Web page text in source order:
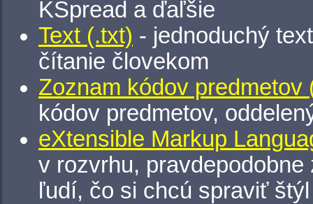
KSpread a ďaľšie
Text (.txt) - jednoduchý
čítanie človekom
Zoznam kódov predmetov
kódov predmetov,
eXtensible Markup
v rozvrhu,
ľudí, čo si chcú spraviť